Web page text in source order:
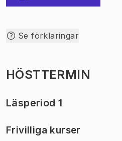
Se förklaringar
HÖSTTERMIN
Läsperiod 1
Frivilliga kurser